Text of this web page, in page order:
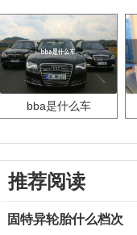
bba是什么车
推荐阅读
固特异轮胎什么档次